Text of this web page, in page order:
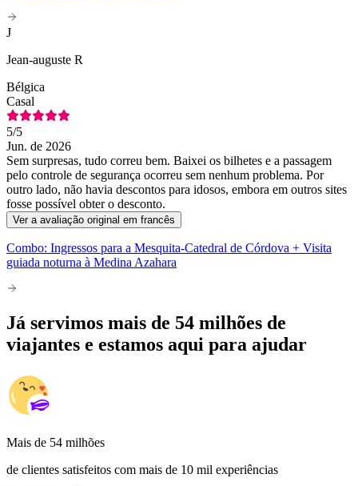
J
Jean-auguste R
Bélgica
Casal
5/5
Jun. de 2026
Sem surpresas, tudo correu bem. Baixei os bilhetes e a passagem
pelo controle de segurança ocorreu sem nenhum problema. Por
outro lado, não havia descontos para idosos, embora em outros sites
fosse possível obter o desconto.
Ver a avaliação original em francês
Combo: Ingressos para a Mesquita-Catedral de Córdova + Visita
guiada noturna à Medina Azahara
Já servimos mais de 54 milhões de
viajantes e estamos aqui para ajudar
Mais de 54 milhões
de clientes satisfeitos com mais de 10 mil experiências